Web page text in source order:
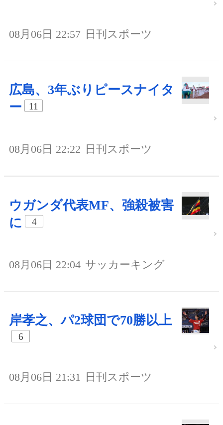
08月06日 22:57 日刊スポーツ
広島、3年ぶりピースナイタ
ー
11
08月06日 22:22 日刊スポーツ
ウガンダ代表MF、強殺被害
に
4
08月06日 22:04 サッカーキング
岸孝之、パ2球団で70勝以上
6
08月06日 21:31 日刊スポーツ